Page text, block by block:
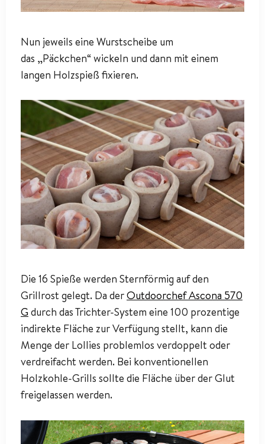
Nun jeweils eine Wurstscheibe um
das „Päckchen“ wickeln und dann mit einem
langen Holzspieß fixieren.
Die 16 Spieße werden Sternförmig auf den
Grillrost gelegt. Da derOutdoorchef Ascona 570
G durch das Trichter-System eine 100 prozentige
indirekte Fläche zur Verfügung stellt, kann die
Menge der Lollies problemlos verdoppelt oder
verdreifacht werden. Bei konventionellen
Holzkohle-Grills sollte die Fläche über der Glut
freigelassen werden.